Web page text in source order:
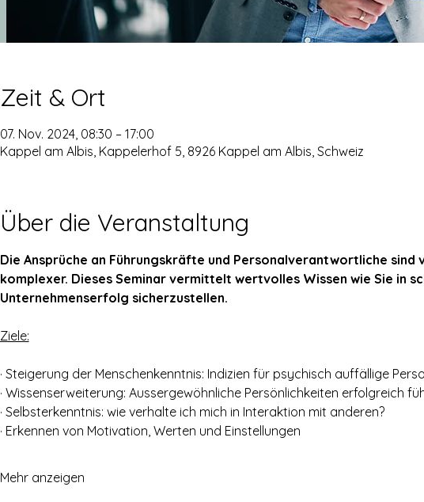
Zeit & Ort
07. Nov. 2024, 08:30 – 17:00
Kappel am Albis, Kappelerhof 5, 8926 Kappel am Albis, Schweiz
Über die Veranstaltung
Die Ansprüche an Führungskräfte und Personalverantwortliche sind
komplexer. Dieses Seminar vermittelt wertvolles Wissen wie Sie in
Unternehmenserfolg sicherzustellen.
Ziele:
· Steigerung der Menschenkenntnis: Indizien für psychisch auffällige
· Wissenserweiterung: Aussergewöhnliche Persönlichkeiten erfolgreich
· Selbsterkenntnis: wie verhalte ich mich in Interaktion mit anderen?
· Erkennen von Motivation, Werten und Einstellungen
Mehr anzeigen